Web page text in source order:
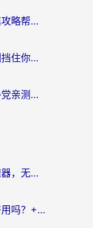
海外访问国内网站的限制？这篇攻略帮你无缝解锁12306、12123和国内影音
海外怎么看动漫？别让地域限制挡住你的追番快乐
腾讯视频海外版权解锁难？海外党亲测：选对回国加速器，追剧观影零障碍
海外党必看：如何选对免费加速器，无缝访问国内资源不踩坑？
海外党必看：雷神手游和海牛好用吗？+3款热门加速器实测对比，附番茄加速器无缝回国指南